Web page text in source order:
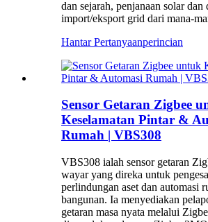
dan sejarah, penjanaan solar dan
import/eksport grid dari mana-
Hantar Pertanyaanperincian
Sensor Getaran Zigbee
Keselamatan Pintar &
Rumah | VBS308
VBS308 ialah sensor getaran
wayar yang direka untuk
perlindungan aset dan automasi
bangunan. Ia menyediakan
getaran masa nyata melalui